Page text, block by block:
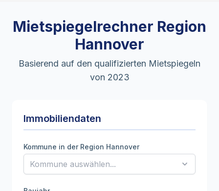
Mietspiegelrechner Region
Hannover
Basierend auf den qualifizierten Mietspiegeln
von 2023
Immobiliendaten
Kommune in der Region Hannover